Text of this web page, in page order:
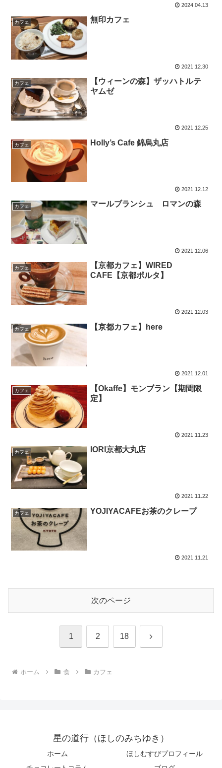
2024.04.13
カフェ 無印カフェ
2021.12.30
カフェ
【ウィーンの森】ザッハトルテ
ヤムゼ
2021.12.25
カフェ Holly’s Cafe 錦烏丸店
2021.12.12
カフェ マールブランシュ ロマンの森
2021.12.06
カフェ
【京都カフェ】WIRED
CAFE【京都ポルタ】
2021.12.03
カフェ 【京都カフェ】here
2021.12.01
カフェ
【Okaffe】モンブラン【期間限
定】
2021.11.23
カフェ IORI京都大丸店
2021.11.22
カフェ YOJIYACAFEお茶のクレープ
2021.11.21
次のページ
1 2 18 次
ホーム 食 カフェ
星の道行（ほしのみちゆき）
ホーム
ほしむすびプロフィール